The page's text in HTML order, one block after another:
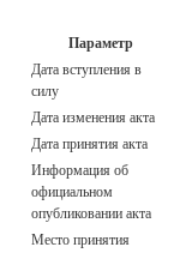
Параметр
Дата вступления в
силу
Дата изменения акта
Дата принятия акта
Информация об
официальном
опубликовании акта
Место принятия